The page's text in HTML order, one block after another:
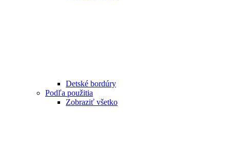
Detské bordúry
Podľa použitia
Zobraziť všetko